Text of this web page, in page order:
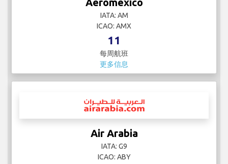
IATA: AM
ICAO: AMX
11
每周航班
更多信息
Air Arabia
IATA: G9
ICAO: ABY